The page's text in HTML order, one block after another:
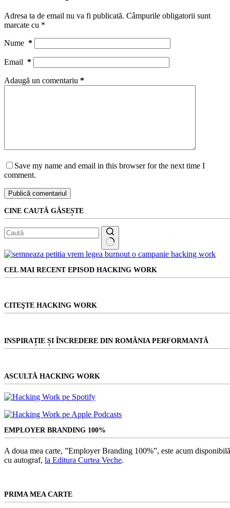
Adresa ta de email nu va fi publicată. Câmpurile obligatorii sunt
marcate cu *
Nume *
Email *
Adaugă un comentariu *
Save my name and email in this browser for the next time I
comment.
Publică comentariul
CINE CAUTĂ GĂSEȘTE
Niciun
CEL MAI RECENT EPISOD HACKING WORK
CITEŞTE HACKING WORK
INSPIRAȚIE ȘI ÎNCREDERE DIN ROMÂNIA PERFORMANTĂ
ASCULTĂ HACKING WORK
EMPLOYER BRANDING 100%
A doua mea carte, ”Employer Branding 100%”, este acum
cu autograf, la Editura Curtea Veche.
PRIMA MEA CARTE